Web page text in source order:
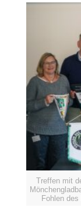
Treffen mit
Fohlen